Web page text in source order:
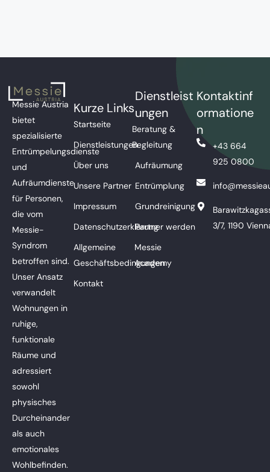
Messie Austria
bietet
spezialisierte
Entrümpelungsdienste
und
Aufräumdienste
für Personen,
die vom
Messie-
Syndrom
betroffen sind.
Unser Ansatz
verwandelt
Wohnungen in
ruhige,
funktionale
Räume und
adressiert
sowohl
physisches
Durcheinander
als auch
emotionales
Wohlbefinden.
Kurze Links
Startseite
Dienstleistungen
Über uns
Unsere Partner
Impressum
Datenschutzerklärung
Allgemeine
Geschäftsbedingungen
Kontakt
Dienstleist
ungen
Beratung &
Begleitung
Aufräumung
Entrümplung
Grundreinigung
Partner werden
Messie
Academy
Kontaktinf
ormatione
n
+43 664
925 0800
3/7, 1190